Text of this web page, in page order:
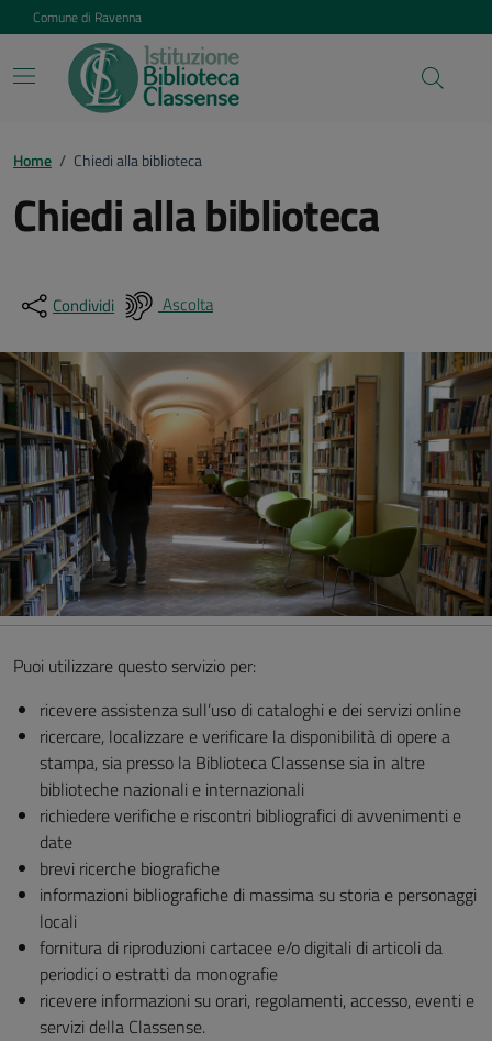
Vai ai contenuti
Vai al footer
Comune di Ravenna
Home / Chiedi alla biblioteca
Chiedi alla biblioteca
Condividi Ascolta
Puoi utilizzare questo servizio per:
ricevere assistenza sull’uso di cataloghi e dei servizi online
ricercare, localizzare e verificare la disponibilità di opere a
stampa, sia presso la Biblioteca Classense sia in altre
biblioteche nazionali e internazionali
richiedere verifiche e riscontri bibliografici di avvenimenti e
date
brevi ricerche biografiche
informazioni bibliografiche di massima su storia e personaggi
locali
fornitura di riproduzioni cartacee e/o digitali di articoli da
periodici o estratti da monografie
ricevere informazioni su orari, regolamenti, accesso, eventi e
servizi della Classense.